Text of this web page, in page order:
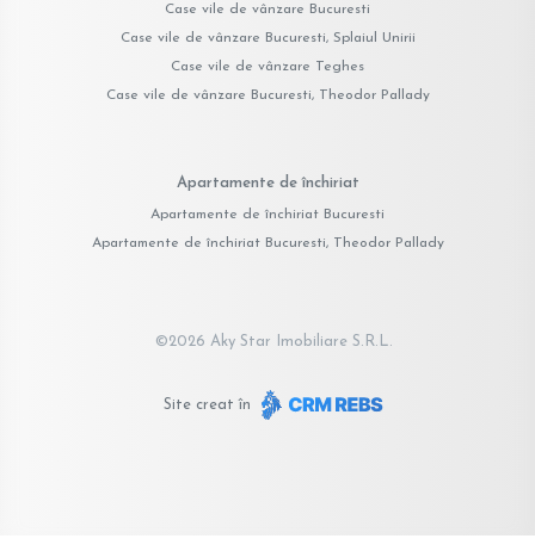
Case vile de vânzare Bucuresti
Case vile de vânzare Bucuresti, Splaiul Unirii
Case vile de vânzare Teghes
Case vile de vânzare Bucuresti, Theodor Pallady
Apartamente de închiriat
Apartamente de închiriat Bucuresti
Apartamente de închiriat Bucuresti, Theodor Pallady
©2026 Aky Star Imobiliare S.R.L.
Site creat în